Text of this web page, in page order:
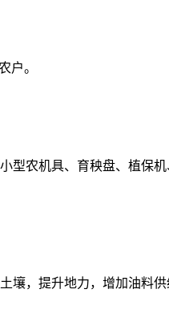
户。
型农机具、育秧盘、植保
壤，提升地力，增加油料供